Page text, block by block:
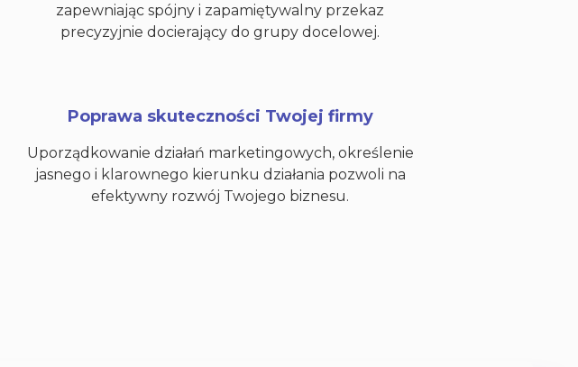
zapewniając spójny i zapamiętywalny przekaz
precyzyjnie docierający do grupy docelowej.
Poprawa skuteczności Twojej firmy
Uporządkowanie działań marketingowych, określenie
jasnego i klarownego kierunku działania pozwoli na
efektywny rozwój Twojego biznesu.